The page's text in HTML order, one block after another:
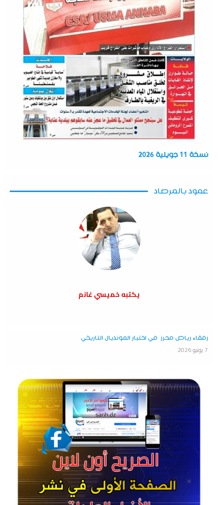
نسخة 11 جويلية 2026
عمود بالمرصاد
يكتبه خميسي غانم
رفقاء رياض محرز في اختبار المونديال التاريخي
7 يونيو 2026